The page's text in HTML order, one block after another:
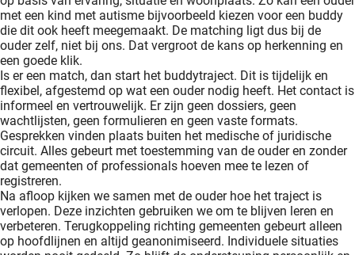
met een kind met autisme bijvoorbeeld kiezen voor een buddy
die dit ook heeft meegemaakt. De matching ligt dus bij de
ouder zelf, niet bij ons. Dat vergroot de kans op herkenning en
een goede klik.
Is er een match, dan start het buddytraject. Dit is tijdelijk en
flexibel, afgestemd op wat een ouder nodig heeft. Het contact is
informeel en vertrouwelijk. Er zijn geen dossiers, geen
wachtlijsten, geen formulieren en geen vaste formats.
Gesprekken vinden plaats buiten het medische of juridische
circuit. Alles gebeurt met toestemming van de ouder en zonder
dat gemeenten of professionals hoeven mee te lezen of
registreren.
Na afloop kijken we samen met de ouder hoe het traject is
verlopen. Deze inzichten gebruiken we om te blijven leren en
verbeteren. Terugkoppeling richting gemeenten gebeurt alleen
op hoofdlijnen en altijd geanonimiseerd. Individuele situaties